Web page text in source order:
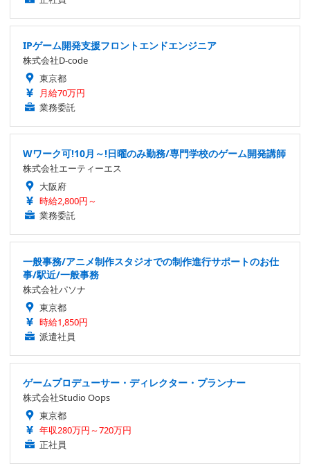
IPゲーム開発支援フロントエンドエンジニア
株式会社D-code
東京都
月給70万円
業務委託
Wワーク可!10月～!日曜のみ勤務/専門学校のゲーム開発講師
株式会社エーティーエス
大阪府
時給2,800円～
業務委託
一般事務/アニメ制作スタジオでの制作進行サポートのお仕
事/駅近/一般事務
株式会社パソナ
東京都
時給1,850円
派遣社員
ゲームプロデューサー・ディレクター・プランナー
株式会社Studio Oops
東京都
年収280万円～720万円
正社員